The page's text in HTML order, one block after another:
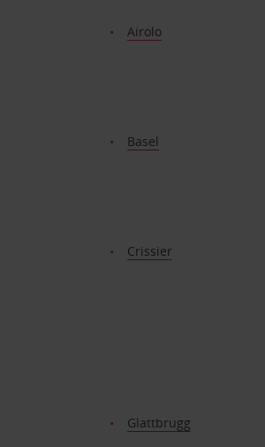
Airolo
Basel
Crissier
Glattbrugg